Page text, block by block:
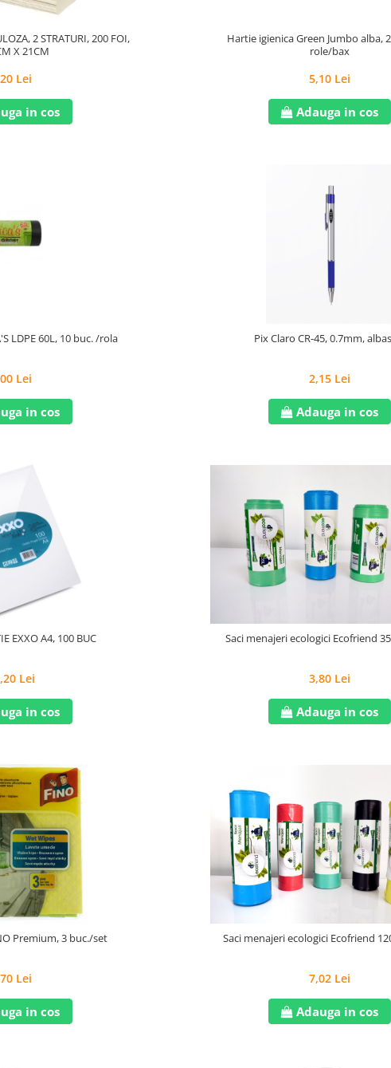
2 STRATURI, 200 FOI,
X 21CM
Lei
in cos
Hartie igienica Green Jumbo alba,
role/bax
5,10 Lei
Adauga in cos
LDPE 60L, 10 buc. /rola
Lei
in cos
Pix Claro CR-45, 0.7mm,
2,15 Lei
Adauga in cos
EXXO A4, 100 BUC
Lei
in cos
Saci menajeri ecologici Ecofriend
3,80 Lei
Adauga in cos
Premium, 3 buc./set
Lei
in cos
Saci menajeri ecologici Ecofriend
7,02 Lei
Adauga in cos